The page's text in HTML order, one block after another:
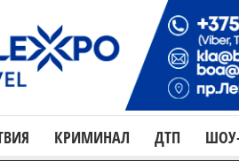
КРИМИНАЛ ДТП